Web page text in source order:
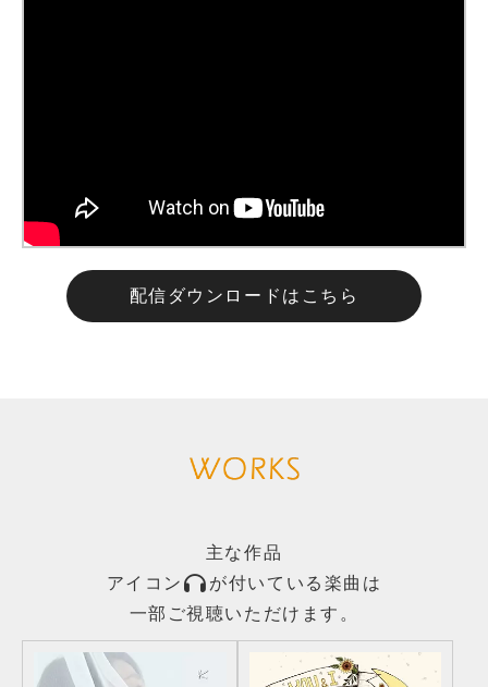
配信ダウンロードはこちら
主な作品
アイコン
が付いている楽曲は
一部ご視聴いただけます。